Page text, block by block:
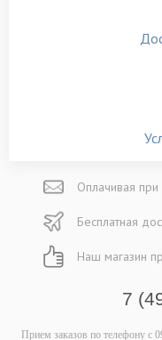
Оплачивая при
Бесплатная
Наш магазин
7
Прием заказов по телефону с